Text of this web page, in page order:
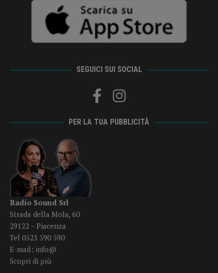
SEGUICI SUI SOCIAL
PER LA TUA PUBBLICITÀ
Radio Sound Srl
Strada della Mola, 60
29122 – Piacenza
Tel 0523 590 590
E-mail: info@
Scopri di più